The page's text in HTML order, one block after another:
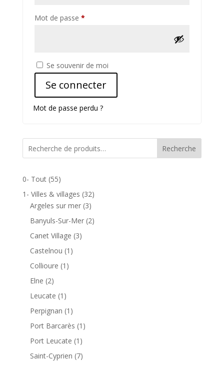
Mot de passe *Obligatoire
Se souvenir de moi
Se connecter
Mot de passe perdu ?
Recherche
0- Tout(55)
1- Villes & villages (32)
Argeles sur mer(3)
Banyuls-Sur-Mer(2)
Canet Village (3)
Castelnou (1)
Collioure (1)
Elne (2)
Leucate (1)
Perpignan (1)
Port Barcarès (1)
Port Leucate (1)
Saint-Cyprien (7)